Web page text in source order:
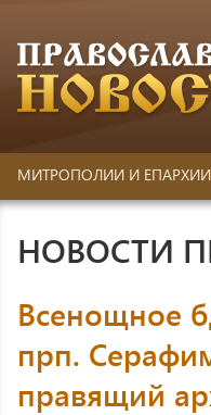
МИТРОПОЛИИ И
НОВОСТИ
Всенощное
прп.
правящий